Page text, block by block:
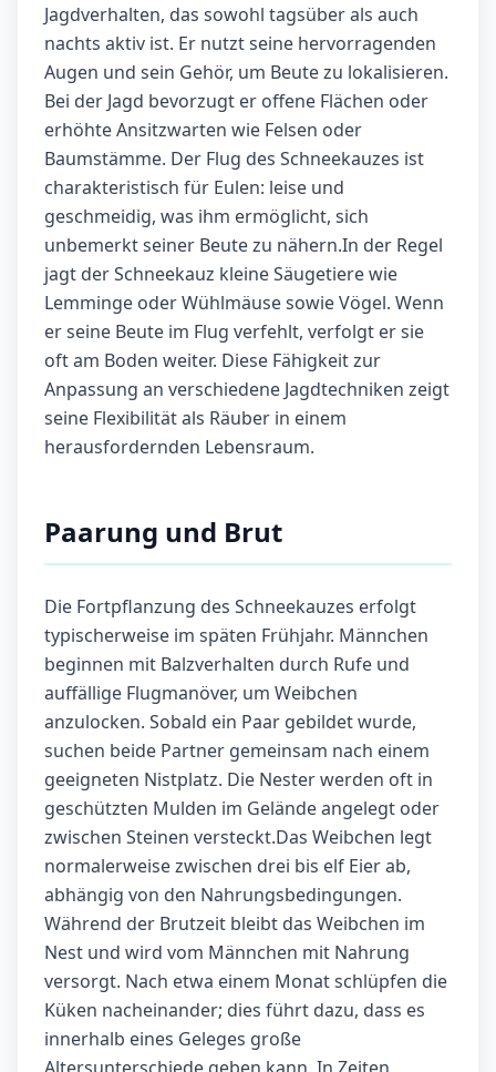
Jagdverhalten, das sowohl tagsüber als auch
nachts aktiv ist. Er nutzt seine hervorragenden
Augen und sein Gehör, um Beute zu lokalisieren.
Bei der Jagd bevorzugt er offene Flächen oder
erhöhte Ansitzwarten wie Felsen oder
Baumstämme. Der Flug des Schneekauzes ist
charakteristisch für Eulen: leise und
geschmeidig, was ihm ermöglicht, sich
unbemerkt seiner Beute zu nähern.In der Regel
jagt der Schneekauz kleine Säugetiere wie
Lemminge oder Wühlmäuse sowie Vögel. Wenn
er seine Beute im Flug verfehlt, verfolgt er sie
oft am Boden weiter. Diese Fähigkeit zur
Anpassung an verschiedene Jagdtechniken zeigt
seine Flexibilität als Räuber in einem
herausfordernden Lebensraum.
Paarung und Brut
Die Fortpflanzung des Schneekauzes erfolgt
typischerweise im späten Frühjahr. Männchen
beginnen mit Balzverhalten durch Rufe und
auffällige Flugmanöver, um Weibchen
anzulocken. Sobald ein Paar gebildet wurde,
suchen beide Partner gemeinsam nach einem
geeigneten Nistplatz. Die Nester werden oft in
geschützten Mulden im Gelände angelegt oder
zwischen Steinen versteckt.Das Weibchen legt
normalerweise zwischen drei bis elf Eier ab,
abhängig von den Nahrungsbedingungen.
Während der Brutzeit bleibt das Weibchen im
Nest und wird vom Männchen mit Nahrung
versorgt. Nach etwa einem Monat schlüpfen die
Küken nacheinander; dies führt dazu, dass es
innerhalb eines Geleges große